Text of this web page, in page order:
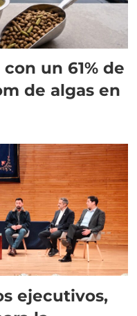
un 61% de
de algas en
ejecutivos,